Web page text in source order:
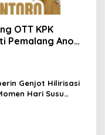
OTT KPK
Pemalang Anom
Genjot Hilirisasi
Hari Susu